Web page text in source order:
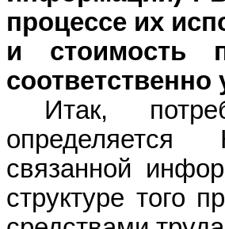
процессе их
и стоимость
Итак,
связанной
структуре того